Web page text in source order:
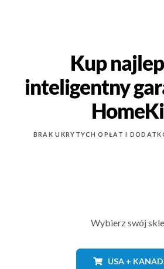
Kup
inteligentny
BRAK UKRYTYCH OPŁAT I
Wybierz swój
USA +